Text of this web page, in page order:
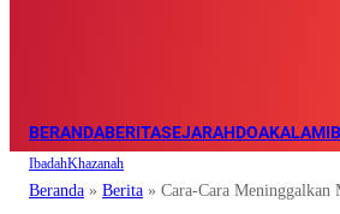
BERANDABERITASEJARAHDOAKALAM
IbadahKhazanah
Beranda » Berita » Cara-Cara